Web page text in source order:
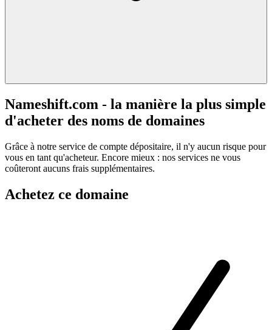
Nameshift.com - la manière la plus simple
d'acheter des noms de domaines
Grâce à notre service de compte dépositaire, il n'y aucun risque pour
vous en tant qu'acheteur. Encore mieux : nos services ne vous
coûteront aucuns frais supplémentaires.
Achetez ce domaine